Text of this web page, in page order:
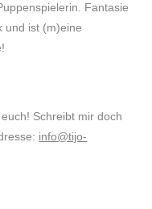
Fantasie
und ist (m)eine
Schreibt mir doch
info@tijo-